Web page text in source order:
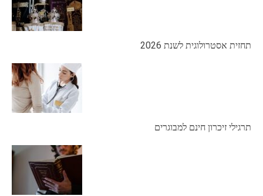
תחזית אסטרולוגית לשנת 2026
תרגילי זיכרון חינם למבוגרים